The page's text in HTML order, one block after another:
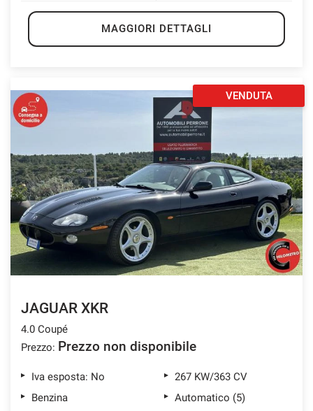
MAGGIORI DETTAGLI
VENDUTA
JAGUAR XKR
4.0 Coupé
Prezzo: Prezzo non disponibile
Iva esposta: No
267 KW/363 CV
Benzina
Automatico (5)